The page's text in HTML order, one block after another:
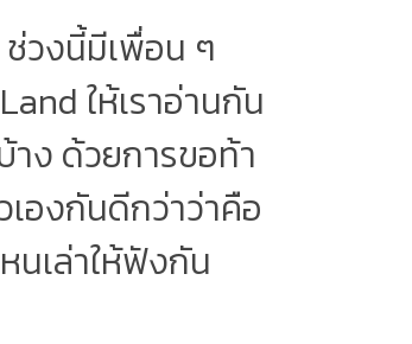
วงนี้มีเพื่อน ๆ
ให้เราอ่านกัน
าง ด้วยการขอท้า
องกันดีกว่าว่าคือ
นเล่าให้ฟังกัน